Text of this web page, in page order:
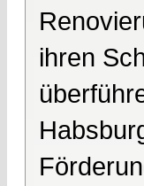
ihren